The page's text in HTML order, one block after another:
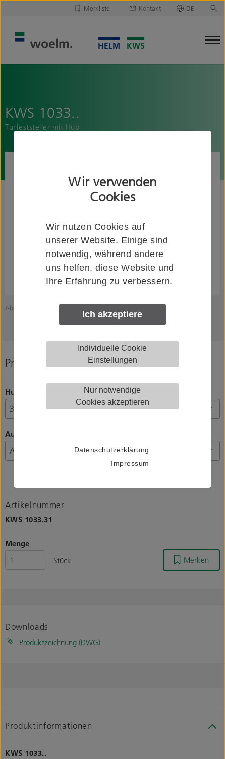
Wir verwenden
Cookies
Wir nutzen Cookies auf
unserer Website. Einige sind
notwendig, während andere
uns helfen, diese Website und
Ihre Erfahrung zu verbessern.
Ich akzeptiere
Individuelle Cookie
Einstellungen
Nur notwendige
Cookies akzeptieren
Datenschutzerklärung
Impressum
Merkliste Kontakt DE
KWS 1033..
Türfeststeller mit Hub
Abbildung zeigt KWS 1033.31
Produkt konfigurieren
Hub, Ausführung Tretbolzen
Ausführung
Artikelnummer
KWS 1033.31
Menge
Stück
Merken
Downloads
Produktzeichnung (DWG)
Produktinformationen
KWS 1033..